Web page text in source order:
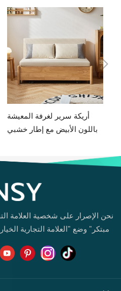
أريكة سرير لغرفة المعيشة
باللون الأبيض مع إطار خشبي
نحن الإصرار على شخصية العلامة
مبتكر" وضع "العلامة التجارية